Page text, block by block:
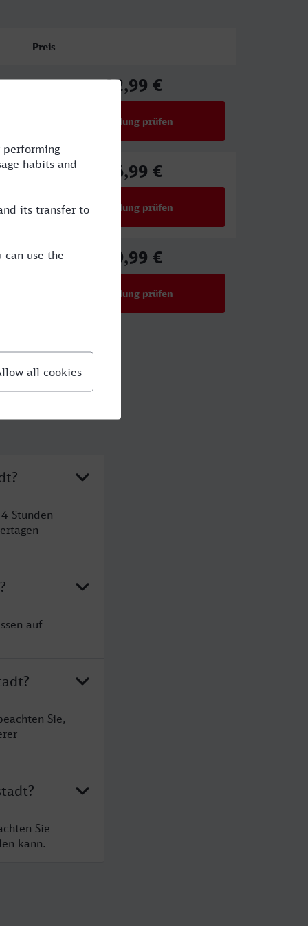
Preis
92,99 €
Verbindung prüfen
86,99 €
Verbindung prüfen
39,99 €
Verbindung prüfen
Stunden
auf
Sie,
Sie
kann.